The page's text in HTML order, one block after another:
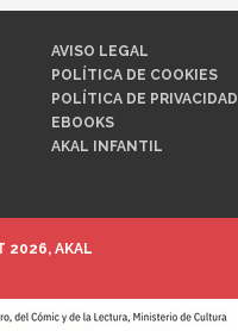
AVISO LEGAL
POLÍTICA DE COOKIES
POLÍTICA DE PRIVACIDAD
EBOOKS
AKAL INFANTIL
2026, AKAL